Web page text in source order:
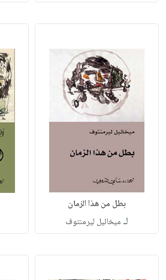
بطل من هذا الزمان
لـ ميخائيل ليرمنتوف